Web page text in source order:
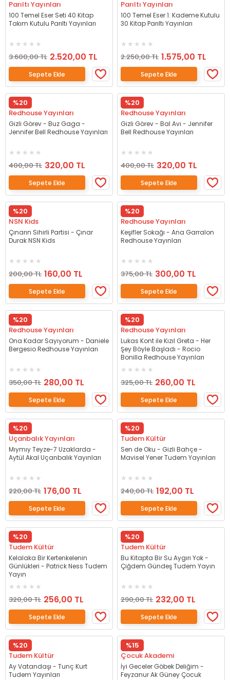
Parıltı Yayınları
100 Temel Eser Seti 40 Kitap
Takım Kutulu Parıltı Yayınları
3.600,00 TL 2.520,00 TL
Sepete Ekle
Parıltı Yayınları
100 Temel Eser 1. Kademe Kutulu
30 Kitap Parıltı Yayınları
2.250,00 TL 1.575,00 TL
Sepete Ekle
%20
Redhouse Yayınları
Gizli Görev - Buz Gaga -
Jennifer Bell Redhouse Yayınları
400,00 TL 320,00 TL
Sepete Ekle
%20
Redhouse Yayınları
Gizli Görev - Bal Avı - Jennifer
Bell Redhouse Yayınları
400,00 TL 320,00 TL
Sepete Ekle
%20
NSN Kids
Çınarın Sihirli Partisi - Çınar
Durak NSN Kids
200,00 TL 160,00 TL
Sepete Ekle
%20
Redhouse Yayınları
Keşifler Sokağı - Ana Garralon
Redhouse Yayınları
375,00 TL 300,00 TL
Sepete Ekle
%20
Redhouse Yayınları
Ona Kadar Sayıyorum - Daniele
Bergesio Redhouse Yayınları
350,00 TL 280,00 TL
Sepete Ekle
%20
Redhouse Yayınları
Lukas Kont ile Kızıl Greta - Her
Şey Böyle Başladı - Rocio
Bonilla Redhouse Yayınları
325,00 TL 260,00 TL
Sepete Ekle
%20
Uçanbalık Yayınları
Mıymıy Teyze-7 Uzaklarda -
Aytül Akal Uçanbalık Yayınları
220,00 TL 176,00 TL
Sepete Ekle
%20
Tudem Kültür
Sen de Oku - Gizli Bahçe -
Mavisel Yener Tudem Yayınları
240,00 TL 192,00 TL
Sepete Ekle
%20
Tudem Kültür
Kelalaka Bir Kertenkelenin
Günlükleri - Patrick Ness Tudem
Yayın
320,00 TL 256,00 TL
Sepete Ekle
%20
Tudem Kültür
Bu Kitapta Bir Su Aygırı Yok -
Çiğdem Gündeş Tudem Yayın
290,00 TL 232,00 TL
Sepete Ekle
%20
Tudem Kültür
Ay Vatandaşı - Tunç Kurt
Tudem Yayınları
%15
Çocuk Akademi
İyi Geceler Göbek Deliğim -
Feyzanur Ak Güney Çocuk